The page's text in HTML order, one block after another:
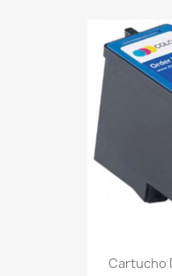
Cartucho